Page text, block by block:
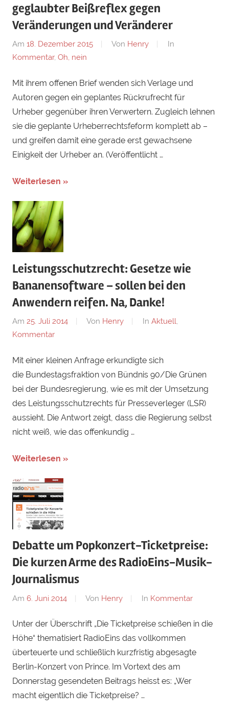
geglaubter Beißreflex gegen
Veränderungen und Veränderer
Am 18. Dezember 2015 Von Henry
In
Kommentar, Oh, nein
Mit ihrem offenen Brief wenden sich Verlage und
Autoren gegen ein geplantes Rückrufrecht für
Urheber gegenüber ihren Verwertern. Zugleich lehnen
sie die geplante Urheberrechtsfeform komplett ab –
und greifen damit eine gerade erst gewachsene
Einigkeit der Urheber an. (Veröffentlicht …
Weiterlesen »
Leistungsschutzrecht: Gesetze wie
Bananensoftware – sollen bei den
Anwendern reifen. Na, Danke!
Am 25. Juli 2014 Von Henry In Aktuell,
Kommentar
Mit einer kleinen Anfrage erkundigte sich
die Bundestagsfraktion von Bündnis 90/Die Grünen
bei der Bundesregierung, wie es mit der Umsetzung
des Leistungsschutzrechts für Presseverleger (LSR)
aussieht. Die Antwort zeigt, dass die Regierung selbst
nicht weiß, wie das offenkundig …
Weiterlesen »
Debatte um Popkonzert-Ticketpreise:
Die kurzen Arme des RadioEins-Musik-
Journalismus
Am 6. Juni 2014 Von Henry In Kommentar
Unter der Überschrift „Die Ticketpreise schießen in die
Höhe“ thematisiert RadioEins das vollkommen
überteuerte und schließlich kurzfristig abgesagte
Berlin-Konzert von Prince. Im Vortext des am
Donnerstag gesendeten Beitrags heisst es: „Wer
macht eigentlich die Ticketpreise? …